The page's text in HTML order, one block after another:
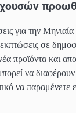
για την
σε
προϊόντα και
να
να παραμένετε